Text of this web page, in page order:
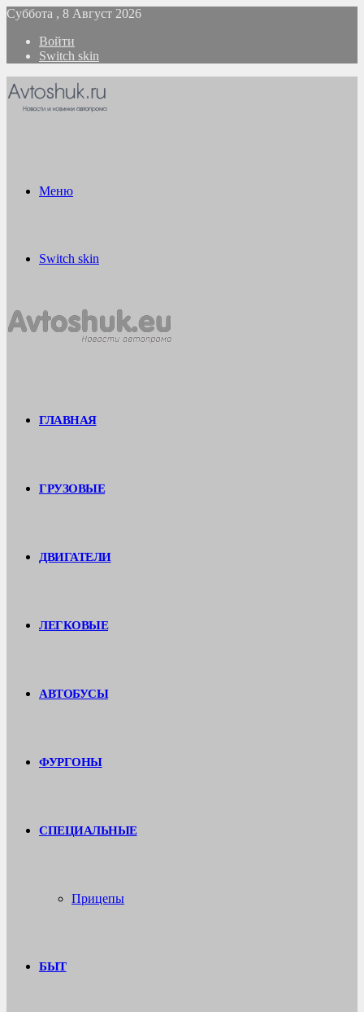
Суббота , 8 Август 2026
Войти
Switch skin
Меню
Switch skin
ГЛАВНАЯ
ГРУЗОВЫЕ
ДВИГАТЕЛИ
ЛЕГКОВЫЕ
АВТОБУСЫ
ФУРГОНЫ
СПЕЦИАЛЬНЫЕ
Прицепы
БЫТ